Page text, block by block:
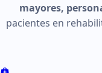
mayores,
pacientes en